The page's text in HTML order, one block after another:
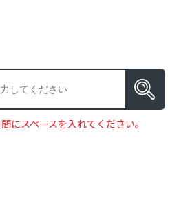
にスペースを入れてください。